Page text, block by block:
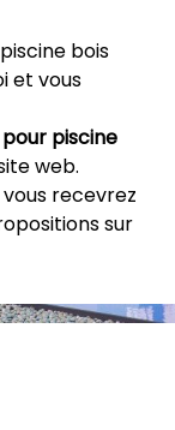
bois
et vous
piscine
web.
recevrez
sur